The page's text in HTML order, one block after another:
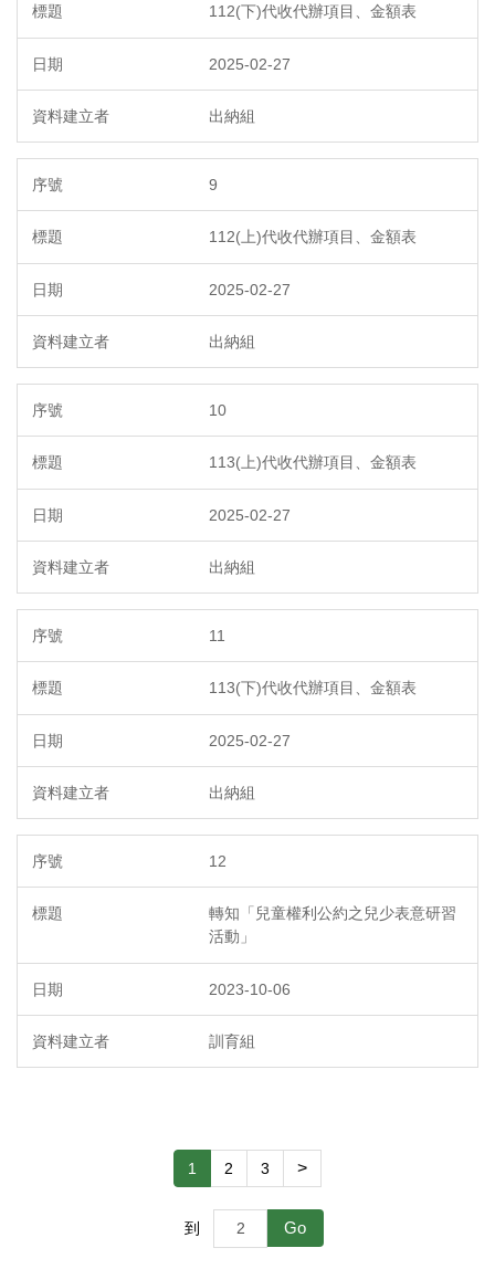
112(下)代收代辦項目、金額表
2025-02-27
出納組
9
112(上)代收代辦項目、金額表
2025-02-27
出納組
10
113(上)代收代辦項目、金額表
2025-02-27
出納組
11
113(下)代收代辦項目、金額表
2025-02-27
出納組
12
轉知「兒童權利公約之兒少表意研習
活動」
2023-10-06
訓育組
1 2 3 >
到 Go